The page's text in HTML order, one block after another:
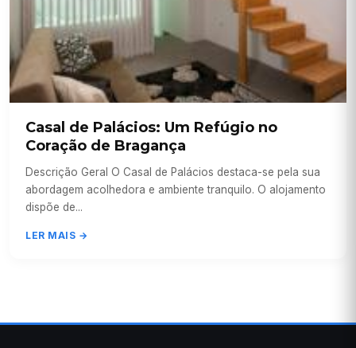
Casal de Palácios: Um Refúgio no
Coração de Bragança
Descrição Geral O Casal de Palácios destaca-se pela sua
abordagem acolhedora e ambiente tranquilo. O alojamento
dispõe de...
LER MAIS →